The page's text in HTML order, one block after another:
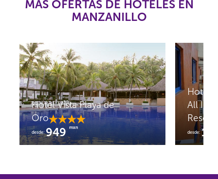
MÁS OFERTAS DE HOTELES EN
MANZANILLO
Hotel Vista Playa de
Oro
desde:949mxn
Hotel
All
Resort
desde: